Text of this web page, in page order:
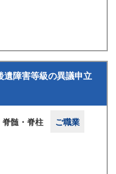
障害等級の異議申立
脊髄・脊柱
ご職業